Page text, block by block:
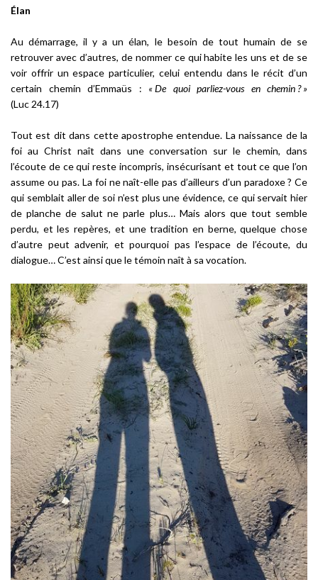
Élan
Au démarrage, il y a un élan, le besoin de tout humain de se
retrouver avec d’autres, de nommer ce qui habite les uns et de se
voir offrir un espace particulier, celui entendu dans le récit d’un
certain chemin d’Emmaüs : « De quoi parliez-vous en chemin ? »
(Luc 24.17)
Tout est dit dans cette apostrophe entendue. La naissance de la
foi au Christ naît dans une conversation sur le chemin, dans
l’écoute de ce qui reste incompris, insécurisant et tout ce que l’on
assume ou pas. La foi ne naît-elle pas d’ailleurs d’un paradoxe ? Ce
qui semblait aller de soi n’est plus une évidence, ce qui servait hier
de planche de salut ne parle plus… Mais alors que tout semble
perdu, et les repères, et une tradition en berne, quelque chose
d’autre peut advenir, et pourquoi pas l’espace de l’écoute, du
dialogue… C’est ainsi que le témoin naît à sa vocation.